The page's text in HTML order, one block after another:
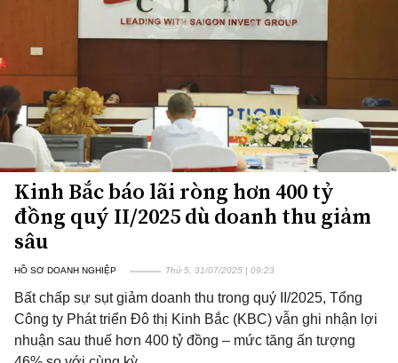
Kinh Bắc báo lãi ròng hơn 400 tỷ
đồng quý II/2025 dù doanh thu giảm
sâu
HỒ SƠ DOANH NGHIỆP Thứ 5, 31/07/2025 | 09:23
Bất chấp sự sụt giảm doanh thu trong quý II/2025, Tổng
Công ty Phát triển Đô thị Kinh Bắc (KBC) vẫn ghi nhận lợi
nhuận sau thuế hơn 400 tỷ đồng – mức tăng ấn tượng